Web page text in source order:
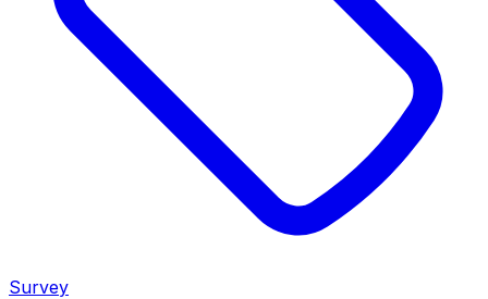
Survey